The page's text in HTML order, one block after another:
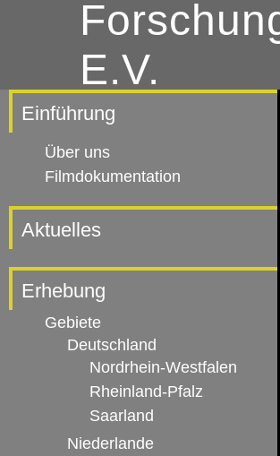
E.V.
Einführung
Über uns
Filmdokumentation
Aktuelles
Erhebung
Gebiete
Deutschland
Nordrhein-Westfalen
Rheinland-Pfalz
Saarland
Niederlande